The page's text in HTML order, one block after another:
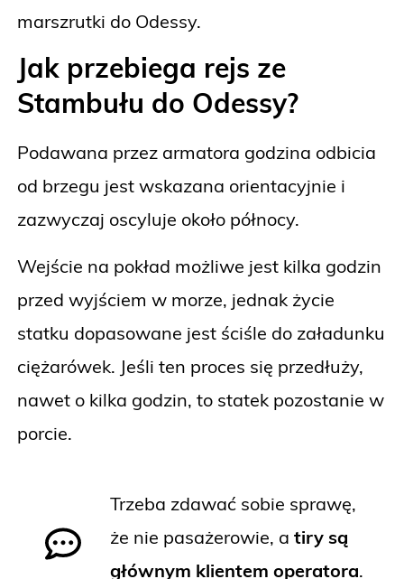
marszrutki do Odessy.
Jak przebiega rejs ze
Stambułu do Odessy?
Podawana przez armatora godzina odbicia
od brzegu jest wskazana orientacyjnie i
zazwyczaj oscyluje około północy.
Wejście na pokład możliwe jest kilka godzin
przed wyjściem w morze, jednak życie
statku dopasowane jest ściśle do załadunku
ciężarówek. Jeśli ten proces się przedłuży,
nawet o kilka godzin, to statek pozostanie w
porcie.
Trzeba zdawać sobie sprawę,
że nie pasażerowie, a tiry są
głównym klientem operatora.